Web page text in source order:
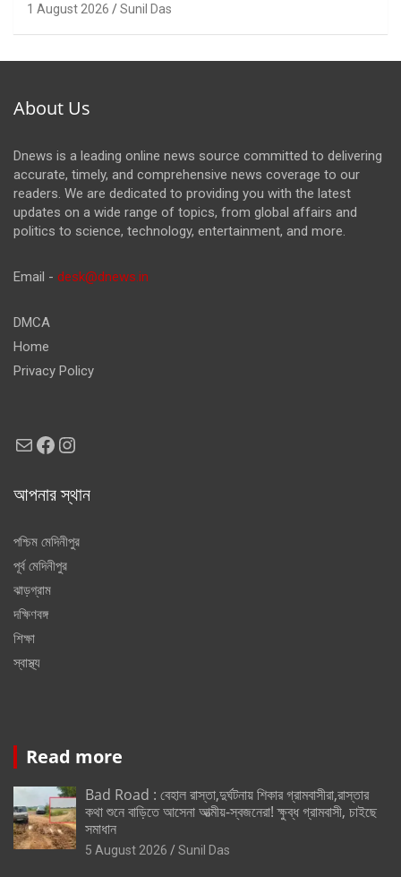
1 August 2026 Sunil Das
About Us
Dnews is a leading online news source committed to delivering
accurate, timely, and comprehensive news coverage to our
readers. We are dedicated to providing you with the latest
updates on a wide range of topics, from global affairs and
politics to science, technology, entertainment, and more.
Email - desk@dnews.in
DMCA
Home
Privacy Policy
MailFacebook
Instagram
আপনার স্থান
পশ্চিম মেদিনীপুর
পূর্ব মেদিনীপুর
ঝাড়গ্রাম
দক্ষিণবঙ্গ
শিক্ষা
স্বাস্থ্য
Read more
Bad Road : বেহাল রাস্তা,দুর্ঘটনায় শিকার গ্রামবাসীরা,রাস্তার
কথা শুনে বাড়িতে আসেনা আত্মীয়-স্বজনেরা! ক্ষুব্ধ গ্রামবাসী, চাইছে
সমাধান
5 August 2026 Sunil Das